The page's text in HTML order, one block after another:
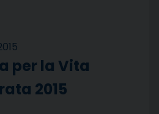
per la Vita
2015